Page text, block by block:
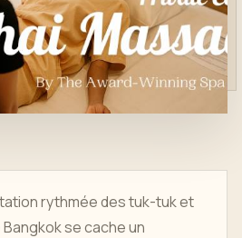
rythmée des tuk-tuk et
se cache un